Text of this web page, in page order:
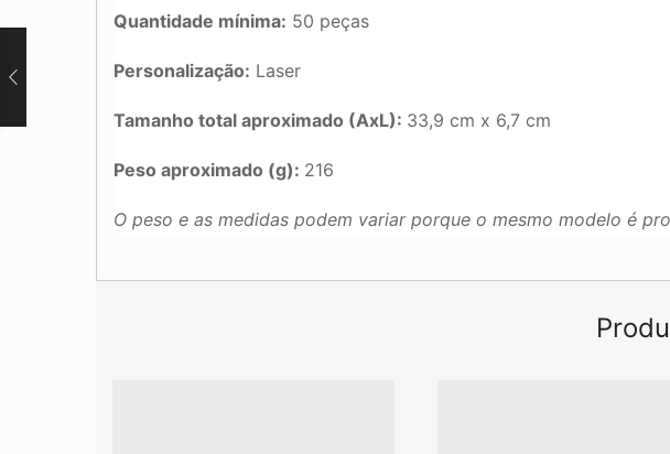
Quantidade mínima: 50 peças
Personalização: Laser
Tamanho total aproximado (AxL): 33,9 cm x 6,7 cm
Peso aproximado (g): 216
O peso e as medidas podem variar porque o mesmo modelo é